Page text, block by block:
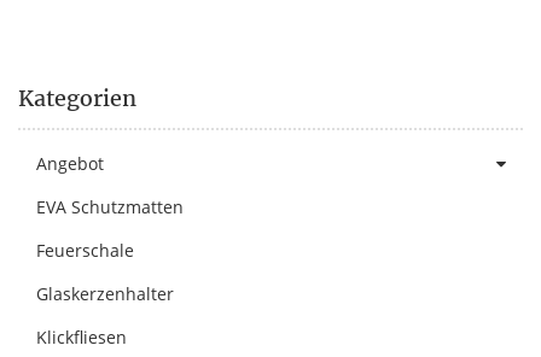
Kategorien
Angebot
EVA Schutzmatten
Feuerschale
Glaskerzenhalter
Klickfliesen